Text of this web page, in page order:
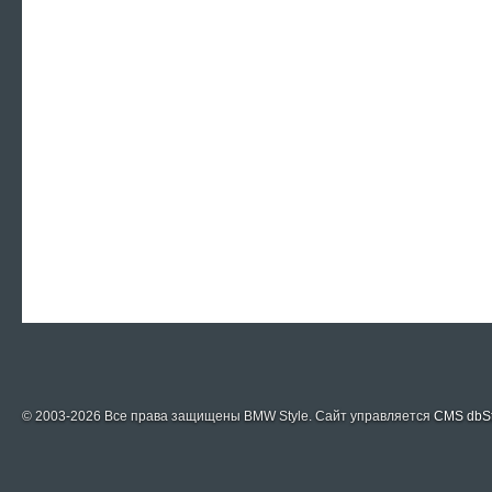
© 2003-2026 Все права защищены BMW Style. Сайт управляется CMS